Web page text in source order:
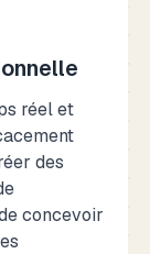
réel et
des
concevoir